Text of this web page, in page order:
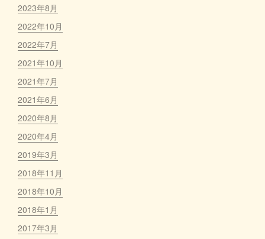
2023年8月
2022年10月
2022年7月
2021年10月
2021年7月
2021年6月
2020年8月
2020年4月
2019年3月
2018年11月
2018年10月
2018年1月
2017年3月